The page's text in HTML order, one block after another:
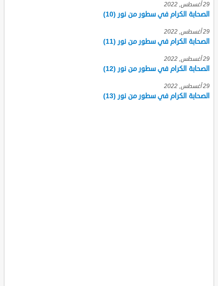
29 أغسطس, 2022
الصحابة الكرام في سطور من نور (10)
29 أغسطس, 2022
الصحابة الكرام في سطور من نور (11)
29 أغسطس, 2022
الصحابة الكرام في سطور من نور (12)
29 أغسطس, 2022
الصحابة الكرام في سطور من نور (13)